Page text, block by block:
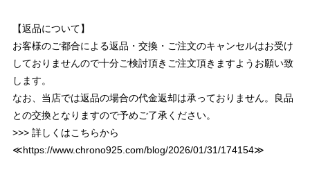
【返品について】
お客様のご都合による返品・交換・ご注文のキャンセルはお受け
しておりませんので十分ご検討頂きご注文頂きますようお願い致
します。
なお、当店では返品の場合の代金返却は承っておりません。良品
との交換となりますので予めご了承ください。
>>> 詳しくはこちらから
≪https://www.chrono925.com/blog/2026/01/31/174154≫